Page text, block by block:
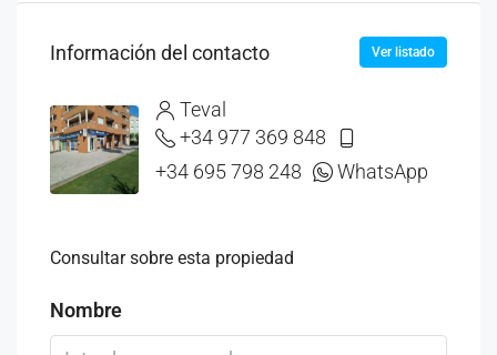
Información del contacto Ver listado
Teval
+34 977 369 848
+34 695 798 248
WhatsApp
Consultar sobre esta propiedad
Nombre